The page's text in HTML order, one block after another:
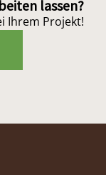
lassen?
Ihrem Projekt!